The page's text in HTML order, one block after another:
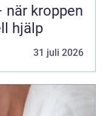
när kroppen
hjälp
31 juli 2026